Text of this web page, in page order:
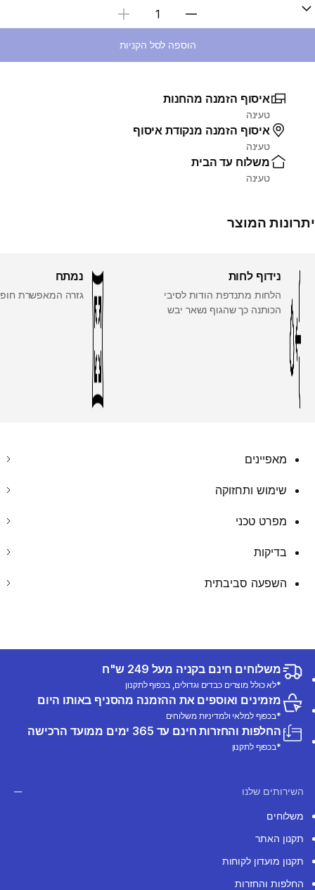
בחירת כמות
הוספה לסל הקניות
איסוף הזמנה מהחנות
טעינה
איסוף הזמנה מנקודת איסוף
טעינה
משלוח עד הבית
טעינה
יתרונות המוצר
נידוף לחות
הלחות מתנדפת הודות לסיבי
הכותנה כך שהגוף נשאר יבש
נמתח
גזרה המאפשרת
מאפיינים
שימוש ותחזוקה
מפרט טכני
בדיקות
השפעה סביבתית
משלוחים חינם בקניה מעל 249 ש"ח
*לא כולל מוצרים כבדים וגדולים, בכפוף לתקנון
מזמינים ואוספים את ההזמנה מהסניף באותו היום
*בכפוף למלאי ולמדיניות משלוחים
החלפות והחזרות חינם עד 365 ימים ממועד הרכישה
*בכפוף לתקנון
השירותים שלנו
משלוחים
תקנון האתר
תקנון מועדון לקוחות
החלפות והחזרות